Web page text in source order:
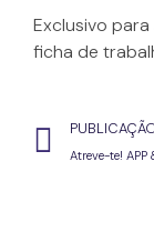
Exclusivo
ficha de
Atreve-te!